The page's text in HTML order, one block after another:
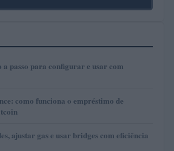
a passo para configurar e usar com
como funciona o empréstimo de
ajustar gas e usar bridges com eficiência